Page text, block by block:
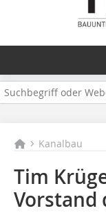
Kanalbau
Tim
Vorstand